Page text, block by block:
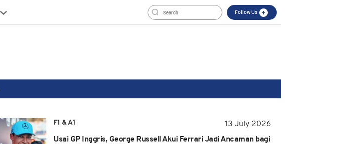
Follow Us
F1 & A1
13 July 2026
Usai GP Inggris, George Russell Akui Ferrari Jadi Ancaman bagi